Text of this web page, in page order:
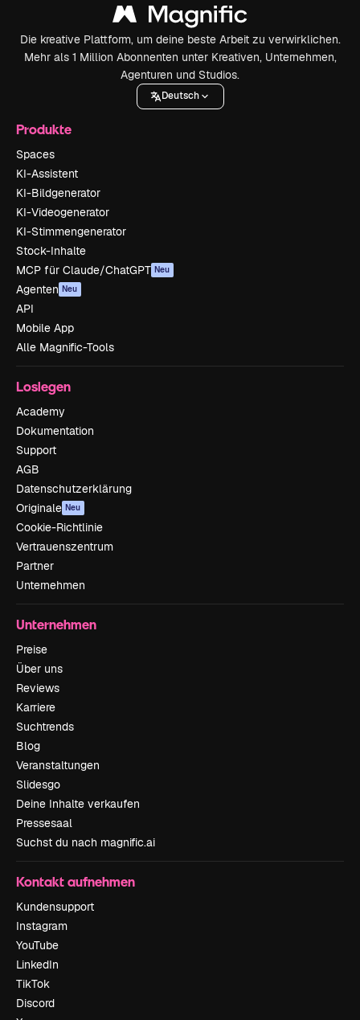
Die kreative Plattform, um deine beste Arbeit zu verwirklichen.
Mehr als 1 Million Abonnenten unter Kreativen, Unternehmen,
Agenturen und Studios.
Deutsch
Produkte
Spaces
KI-Assistent
KI-Bildgenerator
KI-Videogenerator
KI-Stimmengenerator
Stock-Inhalte
MCP für Claude/ChatGPT Neu
Agenten Neu
API
Mobile App
Alle Magnific-Tools
Loslegen
Academy
Dokumentation
Support
AGB
Datenschutzerklärung
Originale Neu
Cookie-Richtlinie
Vertrauenszentrum
Partner
Unternehmen
Unternehmen
Preise
Über uns
Reviews
Karriere
Suchtrends
Blog
Veranstaltungen
Slidesgo
Deine Inhalte verkaufen
Pressesaal
Suchst du nach magnific.ai
Kontakt aufnehmen
Kundensupport
Instagram
YouTube
LinkedIn
TikTok
Discord